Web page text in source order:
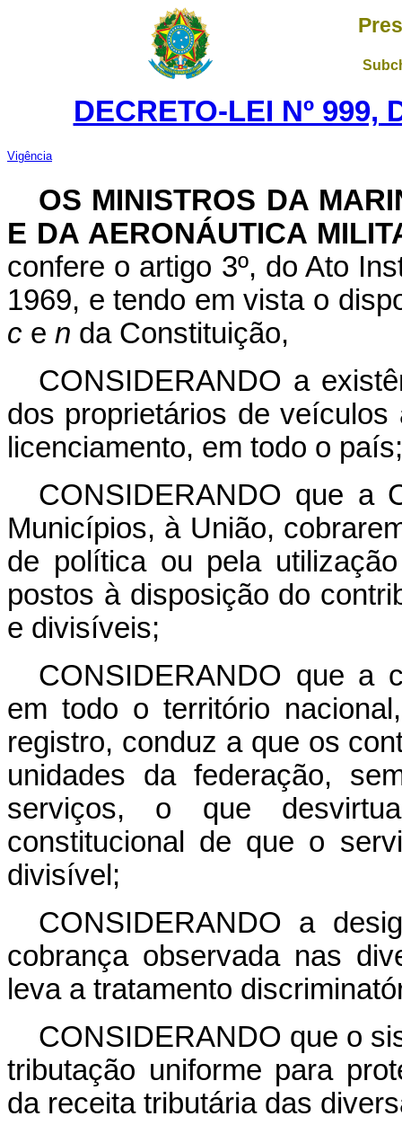
DECRETO-LEI Nº 999,
Vigência
OS MINISTROS DA
E DA AERONÁUTICA
confere o artigo 3º, do Ato
1969, e tendo em vista o
c e n da Constituição,
CONSIDERANDO a
dos proprietários de
licenciamento, em todo o país;
CONSIDERANDO que a
Municípios, à União,
de política ou pela
postos à disposição do
e divisíveis;
CONSIDERANDO que a
em todo o território
registro, conduz a que os
unidades da federação,
serviços, o que
constitucional de que o
divisível;
CONSIDERANDO a
cobrança observada nas
leva a tratamento
CONSIDERANDO que o
tributação uniforme para
da receita tributária das